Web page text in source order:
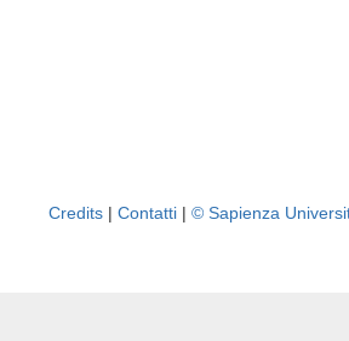
Credits | Contatti | © Sapienza